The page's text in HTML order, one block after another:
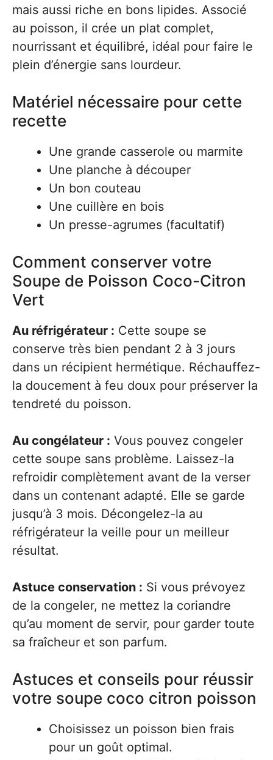
mais aussi riche en bons lipides. Associé
au poisson, il crée un plat complet,
nourrissant et équilibré, idéal pour faire le
plein d’énergie sans lourdeur.
Matériel nécessaire pour cette
recette
Une grande casserole ou marmite
Une planche à découper
Un bon couteau
Une cuillère en bois
Un presse-agrumes (facultatif)
Comment conserver votre
Soupe de Poisson Coco-Citron
Vert
Au réfrigérateur : Cette soupe se
conserve très bien pendant 2 à 3 jours
dans un récipient hermétique. Réchauffez-
la doucement à feu doux pour préserver la
tendreté du poisson.
Au congélateur : Vous pouvez congeler
cette soupe sans problème. Laissez-la
refroidir complètement avant de la verser
dans un contenant adapté. Elle se garde
jusqu’à 3 mois. Décongelez-la au
réfrigérateur la veille pour un meilleur
résultat.
Astuce conservation : Si vous prévoyez
de la congeler, ne mettez la coriandre
qu’au moment de servir, pour garder toute
sa fraîcheur et son parfum.
Astuces et conseils pour réussir
votre soupe coco citron poisson
Choisissez un poisson bien frais
pour un goût optimal.